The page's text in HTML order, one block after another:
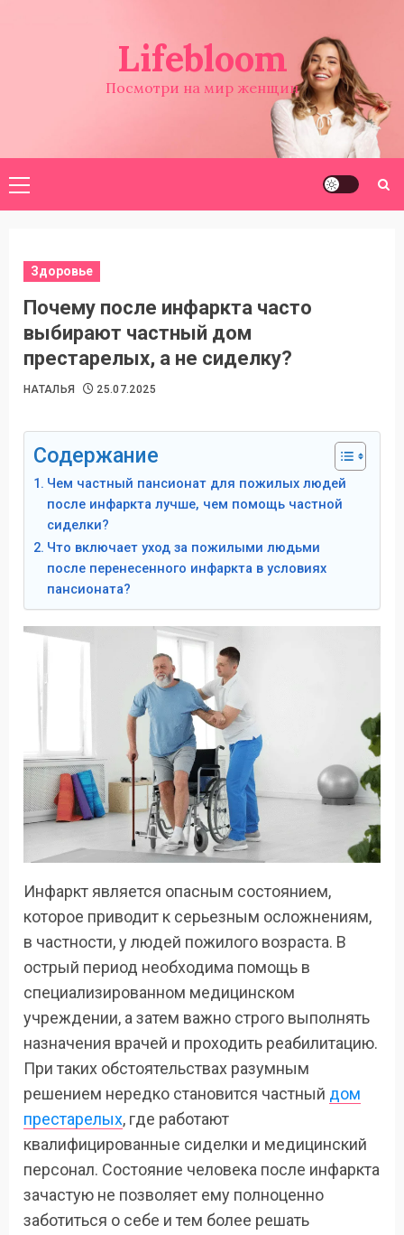
Lifebloom
Посмотри на мир женщин
Основное
меню
Здоровье
Почему после инфаркта часто
выбирают частный дом
престарелых, а не сиделку?
НАТАЛЬЯ 25.07.2025
Содержание
Чем частный пансионат для пожилых людей
после инфаркта лучше, чем помощь частной
сиделки?
Что включает уход за пожилыми людьми
после перенесенного инфаркта в условиях
пансионата?
Инфаркт является опасным состоянием,
которое приводит к серьезным осложнениям,
в частности, у людей пожилого возраста. В
острый период необходима помощь в
специализированном медицинском
учреждении, а затем важно строго выполнять
назначения врачей и проходить реабилитацию.
При таких обстоятельствах разумным
решением нередко становится частный дом
престарелых, где работают
квалифицированные сиделки и медицинский
персонал. Состояние человека после инфаркта
зачастую не позволяет ему полноценно
заботиться о себе и тем более решать